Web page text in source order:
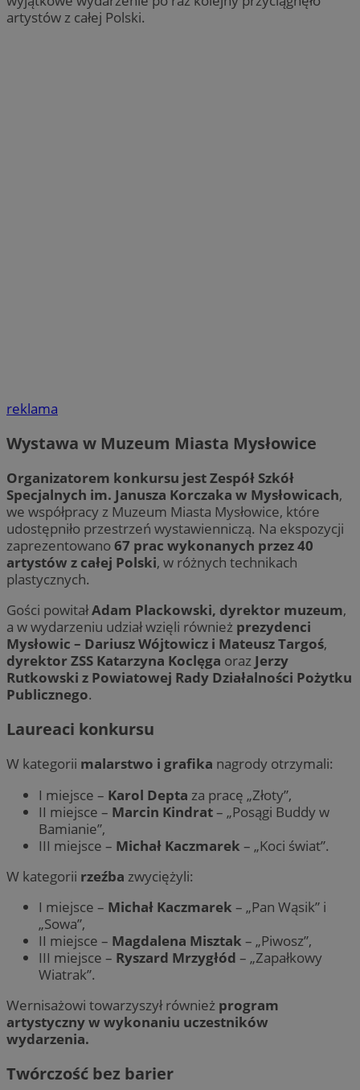
artystów z całej Polski.
reklama
Wystawa w Muzeum Miasta Mysłowice
Organizatorem konkursu jest Zespół Szkół
Specjalnych im. Janusza Korczaka w Mysłowicach,
we współpracy z Muzeum Miasta Mysłowice, które
udostępniło przestrzeń wystawienniczą. Na ekspozycji
zaprezentowano67 prac wykonanych przez 40
artystów z całej Polski, w różnych technikach
plastycznych.
Gości powitałAdam Plackowski, dyrektor muzeum,
a w wydarzeniu udział wzięli również prezydenci
Mysłowic – Dariusz Wójtowicz i Mateusz Targoś,
dyrektor ZSS Katarzyna Koclęga oraz Jerzy
Rutkowski z Powiatowej Rady Działalności Pożytku
Publicznego.
Laureaci konkursu
W kategorii malarstwo i grafika nagrody otrzymali:
I miejsce – Karol Depta za pracę „Złoty”,
II miejsce – Marcin Kindrat– „Posągi Buddy w
Bamianie”,
III miejsce – Michał Kaczmarek – „Koci świat”.
W kategorii rzeźba zwyciężyli:
I miejsce – Michał Kaczmarek – „Pan Wąsik” i
„Sowa”,
II miejsce – Magdalena Misztak – „Piwosz”,
III miejsce – Ryszard Mrzygłód – „Zapałkowy
Wiatrak”.
Wernisażowi towarzyszył również program
artystyczny w wykonaniu uczestników
wydarzenia.
Twórczość bez barier